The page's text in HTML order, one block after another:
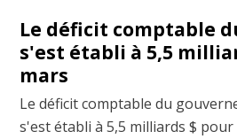
Le déficit comptable
s'est établi à 5,5
mars
Le déficit comptable du
s'est établi à 5,5 milliards $